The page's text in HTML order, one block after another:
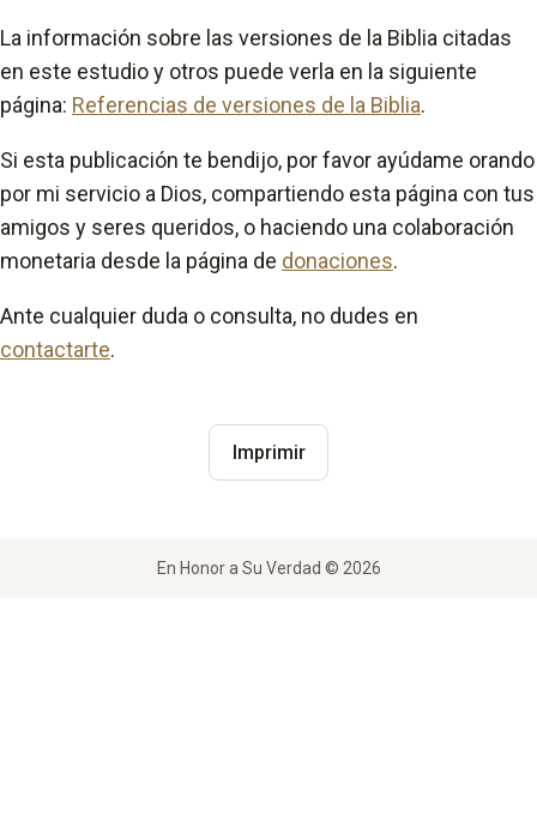
La información sobre las versiones de la Biblia citadas
en este estudio y otros puede verla en la siguiente
página: Referencias de versiones de la Biblia.
Si esta publicación te bendijo, por favor ayúdame orando
por mi servicio a Dios, compartiendo esta página con tus
amigos y seres queridos, o haciendo una colaboración
monetaria desde la página de donaciones.
Ante cualquier duda o consulta, no dudes en
contactarte.
Imprimir
En Honor a Su Verdad © 2026